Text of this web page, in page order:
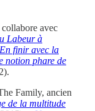
avec
Labeur à
En finir avec la
notion phare de
Family, ancien
de la multitude